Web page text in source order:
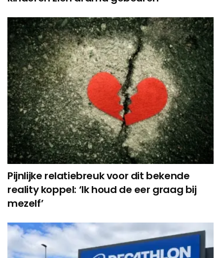
Pijnlijke relatiebreuk voor dit bekende
reality koppel: ‘Ik houd de eer graag bij
mezelf’